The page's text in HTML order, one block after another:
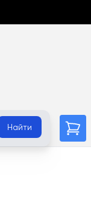
Найти